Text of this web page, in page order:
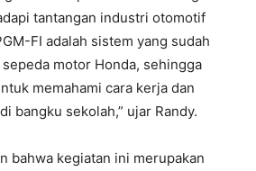
tantangan industri otomotif
FI adalah sistem yang sudah
motor Honda, sehingga
memahami cara kerja dan
bangku sekolah,” ujar Randy.
bahwa kegiatan ini merupakan